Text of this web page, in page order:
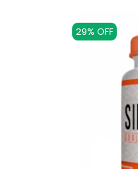
29% OFF